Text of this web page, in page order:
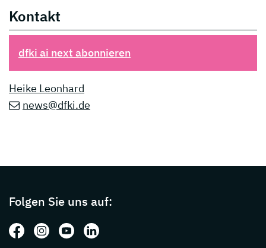
Kontakt
dfki ai next abonnieren
Heike Leonhard
news@dfki.de
Folgen Sie uns auf:
Folgen Sie uns auf: Facebook
Folgen Sie uns auf: Instagram
Folgen Sie uns auf: Youtube
Folgen Sie uns auf: LinkedIn